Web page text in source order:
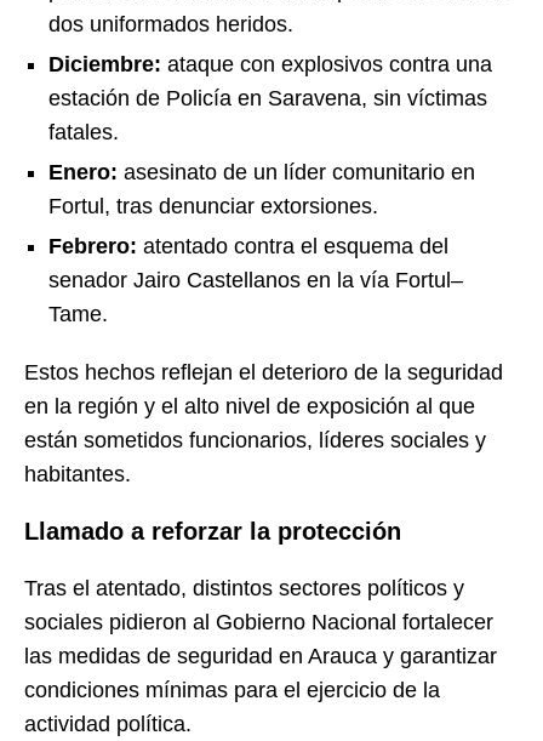
dos uniformados heridos.
Diciembre: ataque con explosivos contra una
estación de Policía en Saravena, sin víctimas
fatales.
Enero: asesinato de un líder comunitario en
Fortul, tras denunciar extorsiones.
Febrero: atentado contra el esquema del
senador Jairo Castellanos en la vía Fortul–
Tame.
Estos hechos reflejan el deterioro de la seguridad
en la región y el alto nivel de exposición al que
están sometidos funcionarios, líderes sociales y
habitantes.
Llamado a reforzar la protección
Tras el atentado, distintos sectores políticos y
sociales pidieron al Gobierno Nacional fortalecer
las medidas de seguridad en Arauca y garantizar
condiciones mínimas para el ejercicio de la
actividad política.